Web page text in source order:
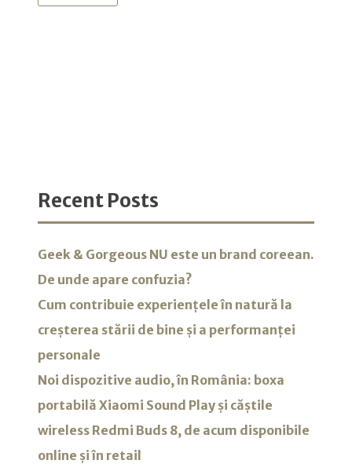
Recent Posts
Geek & Gorgeous NU este un brand coreean.
De unde apare confuzia?
Cum contribuie experiențele în natură la
creșterea stării de bine și a performanței
personale
Noi dispozitive audio, în România: boxa
portabilă Xiaomi Sound Play și căștile
wireless Redmi Buds 8, de acum disponibile
online și în retail